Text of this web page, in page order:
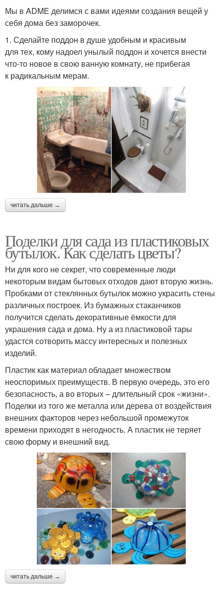
Мы в ADME делимся с вами идеями создания вещей у
себя дома без заморочек.
1. Сделайте поддон в душе удобным и красивым
для тех, кому надоел унылый поддон и хочется внести
что-то новое в свою ванную комнату, не прибегая
к радикальным мерам.
читать дальше →
Поделки для сада из пластиковых
бутылок. Как сделать цветы?
Ни для кого не секрет, что современные люди
некоторым видам бытовых отходов дают вторую жизнь.
Пробками от стеклянных бутылок можно украсить стены
различных построек. Из бумажных стаканчиков
получится сделать декоративные ёмкости для
украшения сада и дома. Ну а из пластиковой тары
удастся сотворить массу интересных и полезных
изделий.
Пластик как материал обладает множеством
неоспоримых преимуществ. В первую очередь, это его
безопасность, а во вторых – длительный срок «жизни».
Поделки из того же металла или дерева от воздействия
внешних факторов через небольшой промежуток
времени приходят в негодность. А пластик не теряет
свою форму и внешний вид.
читать дальше →